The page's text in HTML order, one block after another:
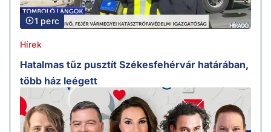
1 perc
Hírek
Hatalmas tűz pusztít Székesfehérvár határában,
több ház leégett